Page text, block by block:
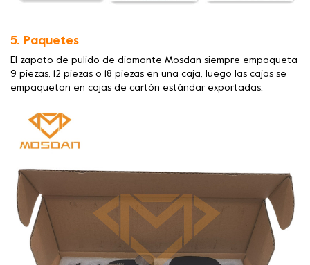
5. Paquetes
El zapato de pulido de diamante Mosdan siempre empaqueta
9 piezas, 12 piezas o 18 piezas en una caja, luego las cajas se
empaquetan en cajas de cartón estándar exportadas.